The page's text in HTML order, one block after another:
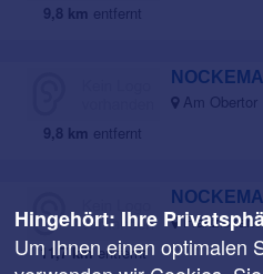
9,8 km entfernt
9,8 km entfernt
Am Obertor
11,7 kmentfernt
Hingehört: Ihre
Um Ihnen einen optimalen